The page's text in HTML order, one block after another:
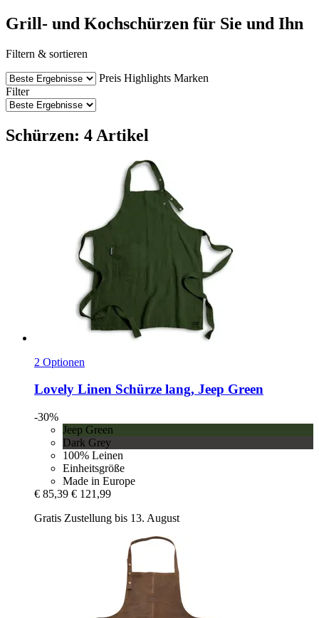
Grill- und Kochschürzen für Sie und Ihn
Filtern & sortieren
Preis Highlights Marken
Filter
Schürzen: 4 Artikel
2 Optionen
Lovely Linen Schürze lang, Jeep Green
-30%
Jeep Green
Dark Grey
100% Leinen
Einheitsgröße
Made in Europe
€ 85,39 € 121,99
Gratis Zustellung bis 13. August